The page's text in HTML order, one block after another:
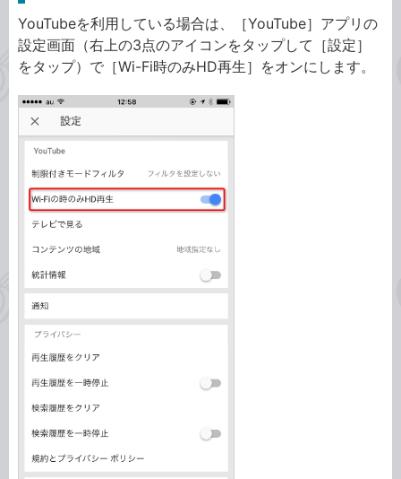
YouTubeを利用している場合は、［YouTube］アプリの
設定画面（右上の3点のアイコンをタップして［設定］
をタップ）で［Wi-Fi時のみHD再生］をオンにします。